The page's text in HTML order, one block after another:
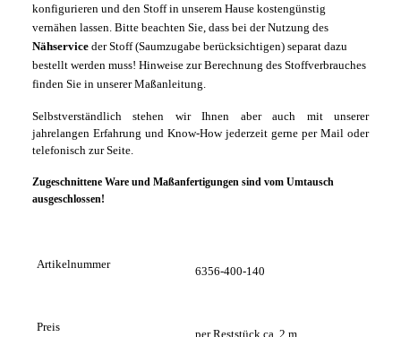
konfigurieren und den Stoff in unserem Hause kostengünstig
vernähen lassen. Bitte beachten Sie, dass bei der Nutzung des
Nähservice der Stoff (Saumzugabe berücksichtigen) separat dazu
bestellt werden muss! Hinweise zur Berechnung des Stoffverbrauches
finden Sie in unserer Maßanleitung.
Selbstverständlich stehen wir Ihnen aber auch mit unserer
jahrelangen Erfahrung und Know-How jederzeit gerne per Mail oder
telefonisch zur Seite.
Zugeschnittene Ware und Maßanfertigungen sind vom Umtausch
ausgeschlossen!
Artikelnummer
6356-400-140
Preis
per Reststück ca. 2 m